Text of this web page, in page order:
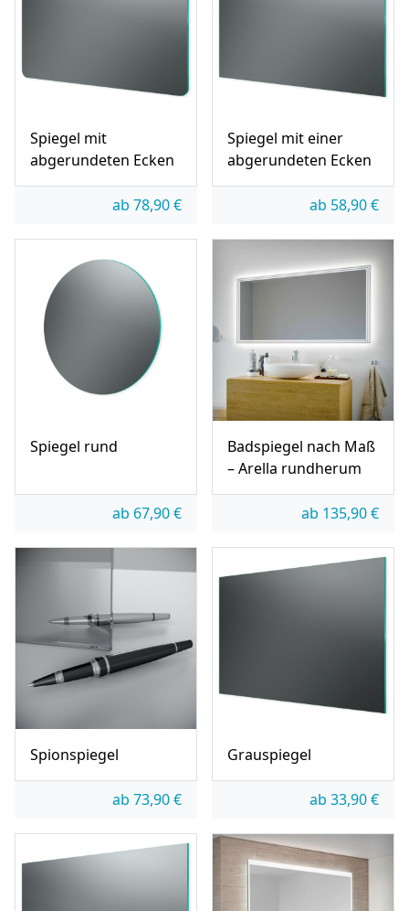
Spiegel mit
abgerundeten Ecken
ab 78,90€
Spiegel mit einer
abgerundeten Ecken
ab 58,90€
Spiegel rund
ab 67,90€
Badspiegel nach Maß
– Arella rundherum
ab 135,90€
Spionspiegel
ab 73,90€
Grauspiegel
ab 33,90€